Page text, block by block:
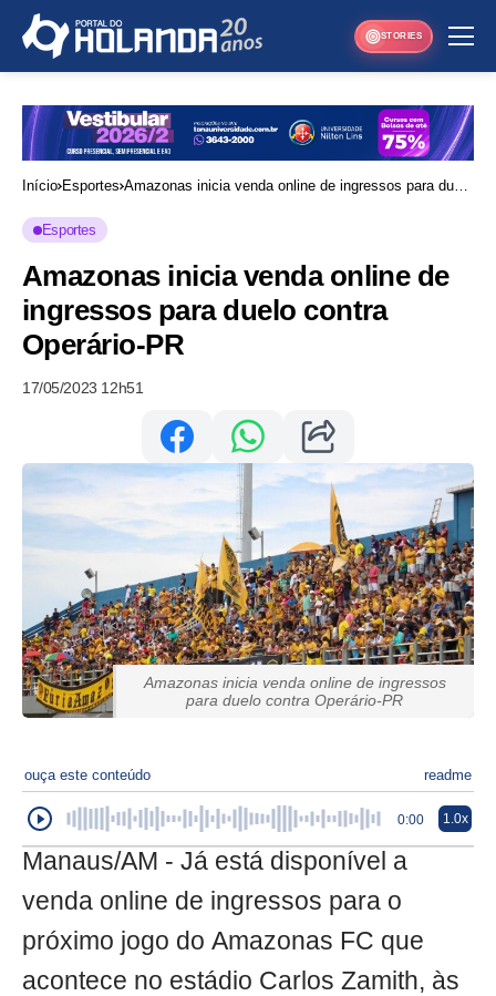
STORIES
Início Esportes Amazonas inicia venda online de ingressos para duelo
Esportes
Amazonas inicia venda online de
ingressos para duelo contra
Operário-PR
17/05/2023 12h51
Amazonas inicia venda online de ingressos
para duelo contra Operário-PR
ouça este conteúdo readme
0:00 1.0x
Manaus/AM - Já está disponível a
venda online de ingressos para o
próximo jogo do Amazonas FC que
acontece no estádio Carlos Zamith, às